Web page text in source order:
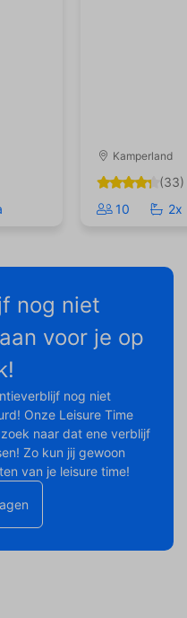
Kamperland
(33)
10
2x
nog niet
voor je op
nog niet
Onze Leisure Time
naar dat ene verblijf
Zo kun jij gewoon
van je leisure time!